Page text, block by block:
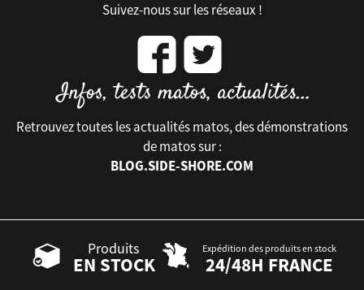
Suivez-nous sur les réseaux !
Retrouvez toutes les actualités matos, des démonstrations
de matos sur :
BLOG.SIDE-SHORE.COM
Produits
EN STOCK
Expédition des produits en stock
24/48H FRANCE